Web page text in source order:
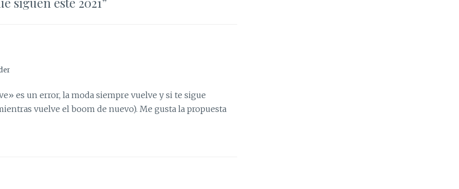
es un error, la moda siempre vuelve y si te sigue
vuelve el boom de nuevo). Me gusta la propuesta